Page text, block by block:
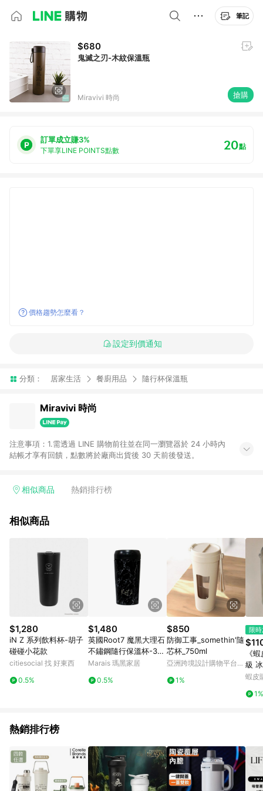
筆記
$680
鬼滅之刃-木紋保溫瓶
Miravivi 時尚 搶購
訂單成立賺3%
下單享LINE POINTS點數 20點
價格趨勢怎麼看？
設定到價通知
分類： 居家生活 餐廚用品 隨行杯保溫瓶
Miravivi 時尚
注意事項：1.需透過 LINE 購物前往並在同一瀏覽器於 24 小時內
結帳才享有回饋，點數將於廠商出貨後 30 天前後發送。
相似商品 熱銷排行榜
相似商品
$1,280
iN Z 系列飲料杯-胡子
碰碰小花款
citiesocial 找 好東西
0.5%
$1,480
英國Root7 魔黑大理石
不鏽鋼隨行保溫杯-360
ml
Marais 瑪黑家居
0.5%
$850
防御工事_somethin'隨
芯杯_750ml
亞洲跨境設計購物平台
1%
限
《
級
蝦皮
1%
熱銷排行榜